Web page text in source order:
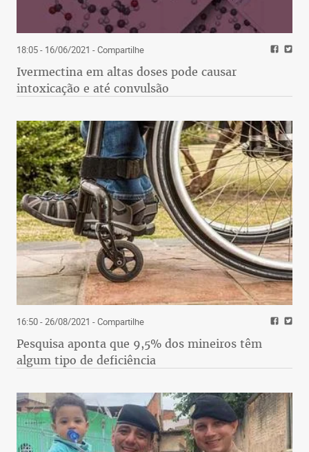
18:05 - 16/06/2021 - Compartilhe
Ivermectina em altas doses pode causar
intoxicação e até convulsão
16:50 - 26/08/2021 - Compartilhe
Pesquisa aponta que 9,5% dos mineiros têm
algum tipo de deficiência